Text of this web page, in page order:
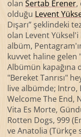
olan Sertab Erener,
olduğu Levent
Dışarı” şeklindeki
olan Levent Yüksel'i
albüm,
kuvvet haline
Albümün kapağına
"Bereket Tanrısı"
live albümde; Intro,
Welcome The End,
Vita Es Morte,
Rotten Dogs, 999
ve Anatolia (Türkçe